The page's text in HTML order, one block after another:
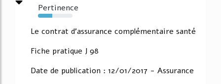
Pertinence
42%
Le contrat d'assurance complémentaire santé
Fiche pratique J 98
Date de publication : 12/01/2017 - Assurance